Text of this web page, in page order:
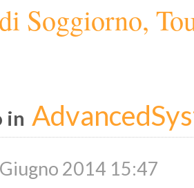
Soggiorno,
in
2014 15:47